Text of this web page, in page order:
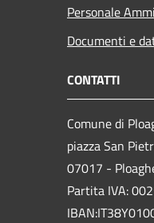
Personale
Documenti e
CONTATTI
Comune di
piazza San
07017 -
Partita IVA: